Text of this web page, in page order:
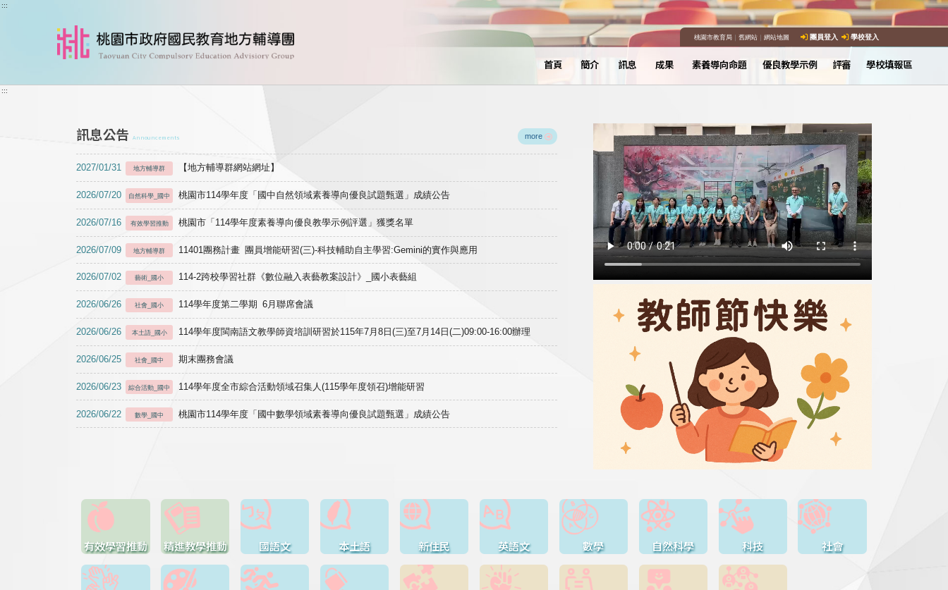
跳到主要內容
:::
桃園市教育局｜ 舊網站｜ 網站地圖 團員登入 學校登入
首頁 簡介 訊息 成果 素養導向命題 優良教學示例 評審 學校填報區
:::
訊息公告 Announcements more
2027/01/31 地方輔導群 【地方輔導群網站網址】
2026/07/20 自然科學_國中 桃園市114學年度「國中自然領域素養導向優良試題甄選」成績公告
2026/07/16 有效學習推動 桃園市「114學年度素養導向優良教學示例評選」獲獎名單
2026/07/09 地方輔導群 11401團務計畫 團員增能研習(三)-科技輔助自主學習:Gemini的實作與應用
2026/07/02 藝術_國小 114-2跨校學習社群《數位融入表藝教案設計》_國小表藝組
2026/06/26 社會_國小 114學年度第二學期 6月聯席會議
2026/06/26 本土語_國小 114學年度閩南語文教學師資培訓研習於115年7月8日(三)至7月14日(二)09:00-16:00辦理
2026/06/25 社會_國中 期末團務會議
2026/06/23 綜合活動_國中 114學年度全市綜合活動領域召集人(115學年度領召)增能研習
2026/06/22 數學_國中 桃園市114學年度「國中數學領域素養導向優良試題甄選」成績公告
有效學習推動 精進教學推動 國語文 本土語 新住民 英語文 數學 自然科學 科技 社會